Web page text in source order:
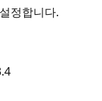
정합니다.